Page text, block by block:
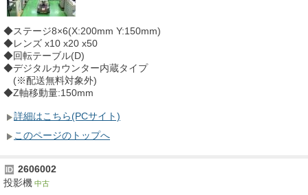
◆ステージ8×6(X:200mm Y:150mm)
◆レンズ x10 x20 x50
◆回転テーブル(D)
◆デジタルカウンター内蔵タイプ
(※配送無料対象外)
◆Z軸移動量:150mm
詳細はこちら(PCサイト)
このページのトップへ
ID 2606002
投影機 中古